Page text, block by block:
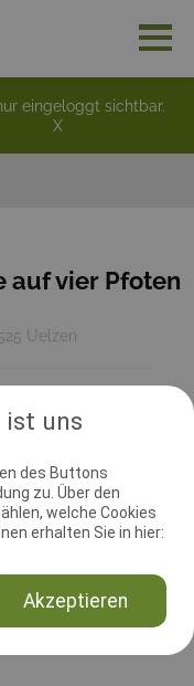
ist uns
des Buttons
zu. Über den
welche Cookies
erhalten Sie in hier:
Akzeptieren
eingeloggt sichtbar.
X
auf vier Pfoten
Uelzen
eingetragen!